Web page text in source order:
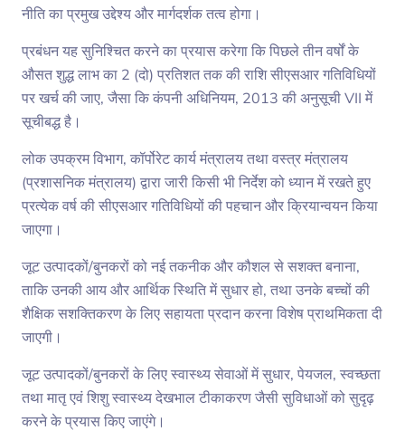
नीति का प्रमुख उद्देश्य और मार्गदर्शक तत्व होगा।
प्रबंधन यह सुनिश्चित करने का प्रयास करेगा कि पिछले तीन वर्षों के
औसत शुद्ध लाभ का 2 (दो) प्रतिशत तक की राशि सीएसआर गतिविधियों
पर खर्च की जाए, जैसा कि कंपनी अधिनियम, 2013 की अनुसूची VII में
सूचीबद्ध है।
लोक उपक्रम विभाग, कॉर्पोरेट कार्य मंत्रालय तथा वस्त्र मंत्रालय
(प्रशासनिक मंत्रालय) द्वारा जारी किसी भी निर्देश को ध्यान में रखते हुए
प्रत्येक वर्ष की सीएसआर गतिविधियों की पहचान और क्रियान्वयन किया
जाएगा।
जूट उत्पादकों/बुनकरों को नई तकनीक और कौशल से सशक्त बनाना,
ताकि उनकी आय और आर्थिक स्थिति में सुधार हो, तथा उनके बच्चों की
शैक्षिक सशक्तिकरण के लिए सहायता प्रदान करना विशेष प्राथमिकता दी
जाएगी।
जूट उत्पादकों/बुनकरों के लिए स्वास्थ्य सेवाओं में सुधार, पेयजल, स्वच्छता
तथा मातृ एवं शिशु स्वास्थ्य देखभाल टीकाकरण जैसी सुविधाओं को सुदृढ़
करने के प्रयास किए जाएंगे।